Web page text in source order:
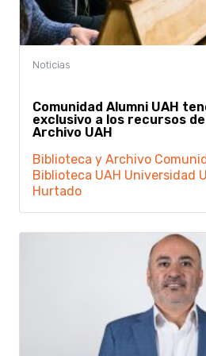
Comunidad Alumni UAH
exclusivo a los recursos
Archivo UAH
Biblioteca y Archivo
Biblioteca UAH Universidad
Hurtado